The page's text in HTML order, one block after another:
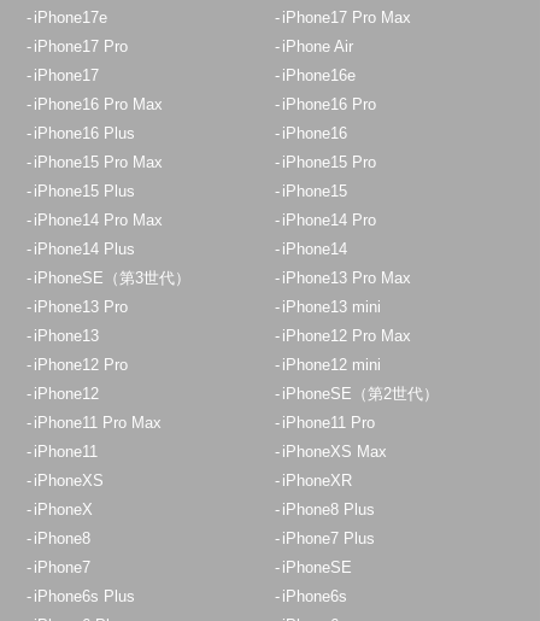
iPhone17e
iPhone17 Pro Max
iPhone17 Pro
iPhone Air
iPhone17
iPhone16e
iPhone16 Pro Max
iPhone16 Pro
iPhone16 Plus
iPhone16
iPhone15 Pro Max
iPhone15 Pro
iPhone15 Plus
iPhone15
iPhone14 Pro Max
iPhone14 Pro
iPhone14 Plus
iPhone14
iPhoneSE（第3世代）
iPhone13 Pro Max
iPhone13 Pro
iPhone13 mini
iPhone13
iPhone12 Pro Max
iPhone12 Pro
iPhone12 mini
iPhone12
iPhoneSE（第2世代）
iPhone11 Pro Max
iPhone11 Pro
iPhone11
iPhoneXS Max
iPhoneXS
iPhoneXR
iPhoneX
iPhone8 Plus
iPhone8
iPhone7 Plus
iPhone7
iPhoneSE
iPhone6s Plus
iPhone6s